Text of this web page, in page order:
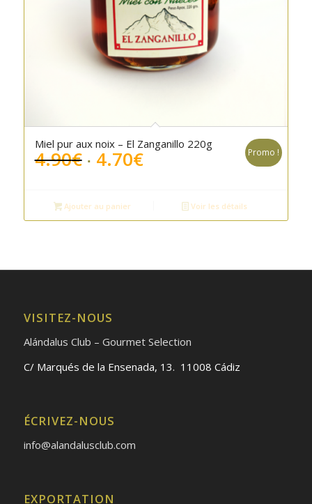
Miel pur aux noix – El Zanganillo 220g
4.90€ Le
était :
4.90€.
4.70€Le
4.70€.
Promo !
Ajouter au panier Voir les détails
VISITEZ-NOUS
Alándalus Club – Gourmet Selection
C/ Marqués de la Ensenada, 13. 11008 Cádiz
ÉCRIVEZ-NOUS
info@alandalusclub.com
EXPORTATION